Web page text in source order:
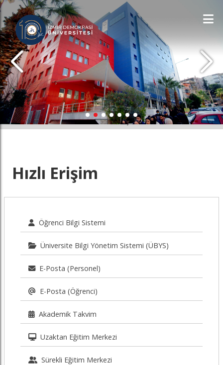
İDÜ'YÜ KEŞFET
Hızlı Erişim
Öğrenci Bilgi Sistemi
Üniversite Bilgi Yönetim Sistemi (ÜBYS)
E-Posta (Personel)
E-Posta (Öğrenci)
Akademik Takvim
Uzaktan Eğitim Merkezi
Sürekli Eğitim Merkezi